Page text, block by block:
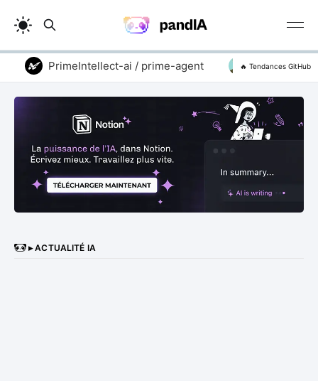
PrimeIntellect-ai / prime-agent addyosmani /
🔥 Tendances GitHub
▸ ACTUALITÉ IA